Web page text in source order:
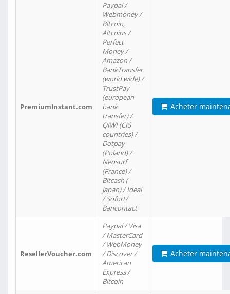
PremiumInstant.com
Paypal /
Webmoney /
Bitcoin,
Altcoins /
Perfect
Money /
Amazon /
BankTransfer
(world wide) /
TrustPay
(european
bank
transfer) /
QIWI (CIS
countries) /
Dotpay
(Poland) /
Neosurf
(France) /
Bitcash (
Japan) / Ideal
/ Sofort/
Bancontact
Acheter
ResellerVoucher.com
Paypal / Visa
/ MasterCard
/ WebMoney
/ Discover /
American
Express /
Bitcoin
Acheter